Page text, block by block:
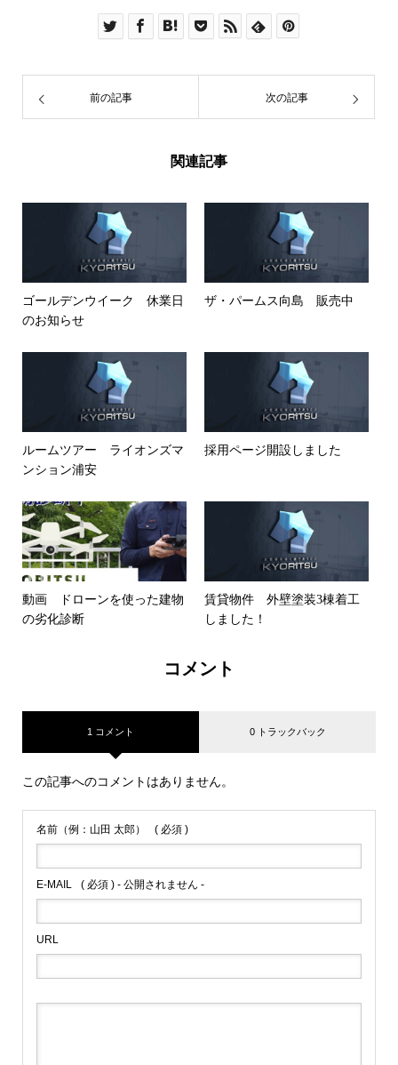
前の記事 次の記事
関連記事
ゴールデンウイーク 休業日
のお知らせ
ザ・パームス向島 販売中
ルームツアー ライオンズマ
ンション浦安
採用ページ開設しました
動画 ドローンを使った建物
の劣化診断
賃貸物件 外壁塗装3棟着工
しました！
コメント
1 コメント 0 トラックバック
この記事へのコメントはありません。
名前（例：山田 太郎） ( 必須 )
E-MAIL ( 必須 ) - 公開されません -
URL